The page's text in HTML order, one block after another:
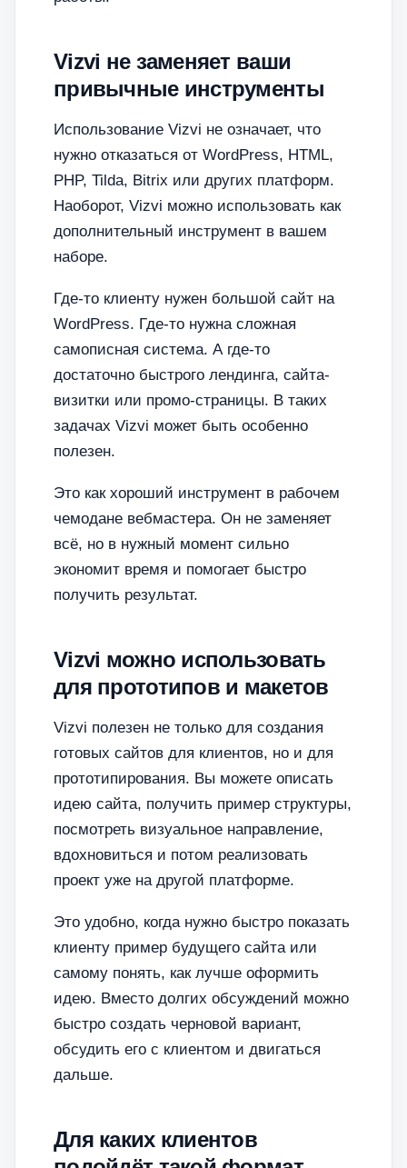
Vizvi не заменяет ваши
привычные инструменты
Использование Vizvi не означает, что
нужно отказаться от WordPress, HTML,
PHP, Tilda, Bitrix или других платформ.
Наоборот, Vizvi можно использовать как
дополнительный инструмент в вашем
наборе.
Где-то клиенту нужен большой сайт на
WordPress. Где-то нужна сложная
самописная система. А где-то
достаточно быстрого лендинга, сайта-
визитки или промо-страницы. В таких
задачах Vizvi может быть особенно
полезен.
Это как хороший инструмент в рабочем
чемодане вебмастера. Он не заменяет
всё, но в нужный момент сильно
экономит время и помогает быстро
получить результат.
Vizvi можно использовать
для прототипов и макетов
Vizvi полезен не только для создания
готовых сайтов для клиентов, но и для
прототипирования. Вы можете описать
идею сайта, получить пример структуры,
посмотреть визуальное направление,
вдохновиться и потом реализовать
проект уже на другой платформе.
Это удобно, когда нужно быстро показать
клиенту пример будущего сайта или
самому понять, как лучше оформить
идею. Вместо долгих обсуждений можно
быстро создать черновой вариант,
обсудить его с клиентом и двигаться
дальше.
Для каких клиентов